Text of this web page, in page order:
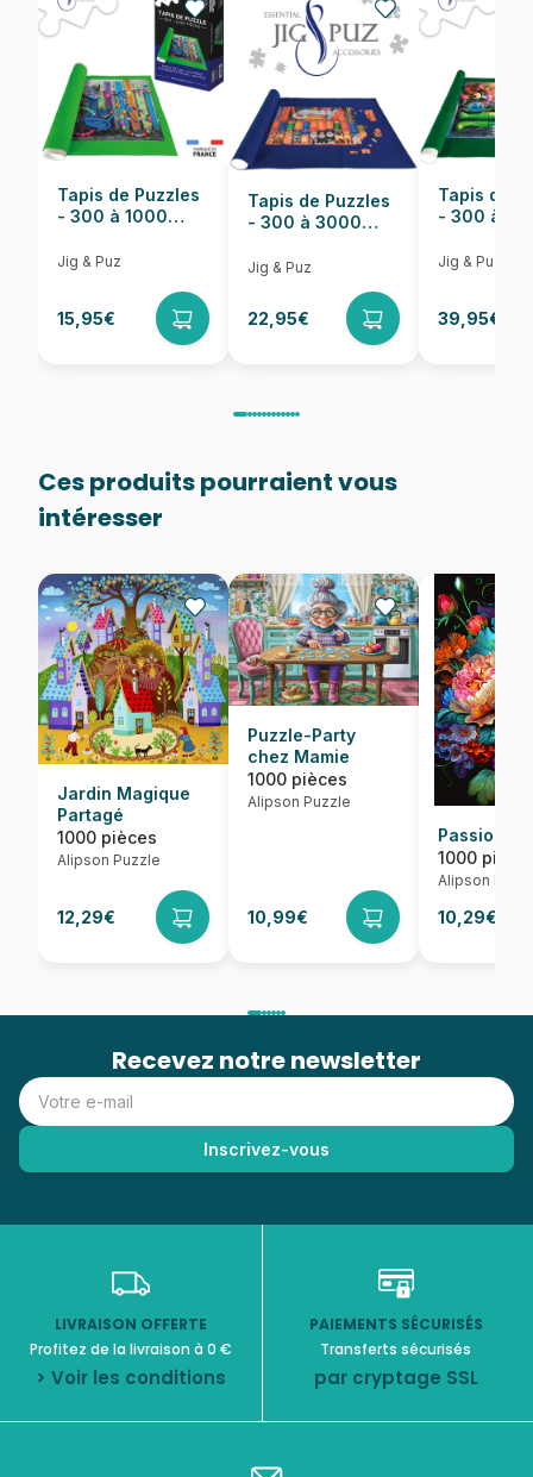
Nombre de pièces 1000 pièces
Dimensions 69 x 48 cm
Tapis de Puzzles
- 300 à 1000
Jig & Puz
15,95€
Tapis de Puzzles
- 300 à 3000
Jig & Puz
22,95€
Tapis de
- 300 à
Jig & Puz
39,95€
Ces produits pourraient vous
intéresser
Jardin Magique
Partagé
1000 pièces
Alipson Puzzle
12,29€
Puzzle-Party
chez Mamie
1000 pièces
Alipson Puzzle
10,99€
Passion
1000
Alipson
10,29€
Recevez notre newsletter
LIVRAISON OFFERTE
Profitez de la livraison à 0 €
> Voir les conditions
PAIEMENTS SÉCURISÉS
Transferts sécurisés
par cryptage SSL